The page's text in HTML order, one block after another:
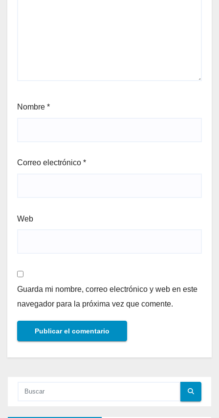
Nombre *
Correo electrónico *
Web
Guarda mi nombre, correo electrónico y web en este
navegador para la próxima vez que comente.